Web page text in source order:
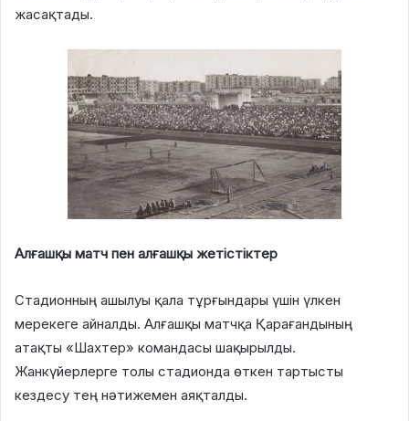
жасақтады.
Алғашқы матч пен алғашқы жетістіктер
Стадионның ашылуы қала тұрғындары үшін үлкен
мерекеге айналды. Алғашқы матчқа Қарағандының
атақты «Шахтер» командасы шақырылды.
Жанкүйерлерге толы стадионда өткен тартысты
кездесу тең нәтижемен аяқталды.